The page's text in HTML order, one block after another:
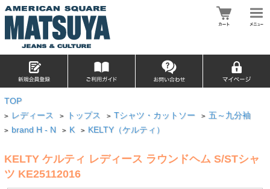
TOP
> レディース > トップス > Tシャツ・カットソー > 五～九分袖
> brand H - N > K > KELTY（ケルティ）
KELTY ケルティ レディース ラウンドヘム S/STシャ
ツ KE25112016